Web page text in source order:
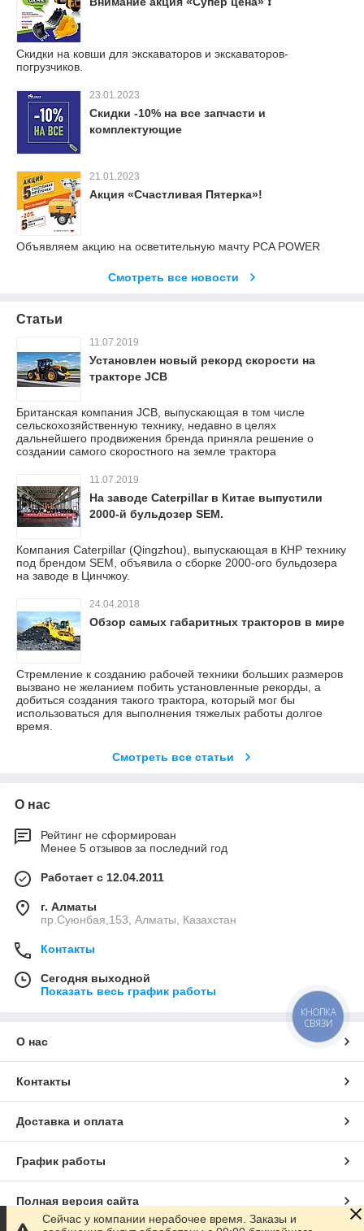
Скидки на ковши для экскаваторов и экскаваторов-
погрузчиков.
23.01.2023
Скидки -10% на все запчасти и
комплектующие
21.01.2023
Акция «Счастливая Пятерка»!
Объявляем акцию на осветительную мачту PCA POWER
Смотреть все новости
Статьи
11.07.2019
Установлен новый рекорд скорости на
тракторе JCB
Британская компания JCB, выпускающая в том числе
сельскохозяйственную технику, недавно в целях
дальнейшего продвижения бренда приняла решение о
создании самого скоростного на земле трактора
11.07.2019
На заводе Caterpillar в Китае выпустили
2000-й бульдозер SEM.
Компания Caterpillar (Qingzhou), выпускающая в КНР технику
под брендом SEM, объявила о сборке 2000-ого бульдозера
на заводе в Цинчжоу.
24.04.2018
Обзор самых габаритных тракторов в мире
Стремление к созданию рабочей техники больших размеров
вызвано не желанием побить установленные рекорды, а
добиться создания такого трактора, который мог бы
использоваться для выполнения тяжелых работы долгое
время.
Смотреть все статьи
О нас
Рейтинг не сформирован
Менее 5 отзывов за последний год
Работает с 12.04.2011
г. Алматы
пр.Суюнбая,153, Алматы, Казахстан
Контакты
Сегодня выходной
Показать весь график работы
О нас
Контакты
Доставка и оплата
График работы
Полная версия сайта
Сейчас у компании нерабочее время. Заказы и
КНОПКА
СВЯЗИ